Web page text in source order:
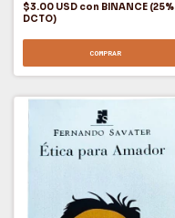
$3.00 USD con BINANCE (25%
DCTO)
COMPRAR